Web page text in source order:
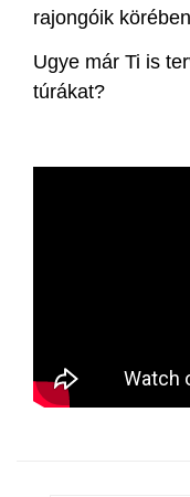
rajongóik
Ugye már Ti is
túrákat?